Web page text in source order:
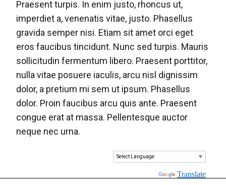
Praesent turpis. In enim justo, rhoncus ut,
imperdiet a, venenatis vitae, justo. Phasellus
gravida semper nisi. Etiam sit amet orci eget
eros faucibus tincidunt. Nunc sed turpis. Mauris
sollicitudin fermentum libero. Praesent porttitor,
nulla vitae posuere iaculis, arcu nisl dignissim
dolor, a pretium mi sem ut ipsum. Phasellus
dolor. Proin faucibus arcu quis ante. Praesent
congue erat at massa. Pellentesque auctor
neque nec urna.
Translate